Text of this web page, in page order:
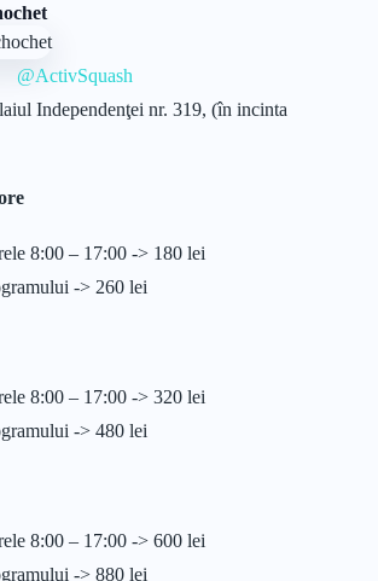
@ActivSquash
Independenţei nr. 319, (în incinta
8:00 – 17:00 -> 180 lei
-> 260 lei
8:00 – 17:00 -> 320 lei
-> 480 lei
8:00 – 17:00 -> 600 lei
-> 880 lei